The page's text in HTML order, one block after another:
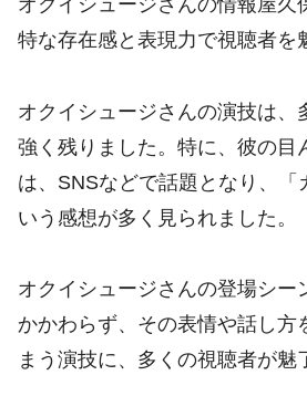
オクイシュージさんの情報屋久
特な存在感と表現力で視聴者を
オクイシュージさんの演技は、
強く残りました。特に、彼の目
は、SNSなどで話題となり、「
いう感想が多く見られました 。
オクイシュージさんの登場シー
かかわらず、その表情や話し方
まう演技に、多くの視聴者が魅